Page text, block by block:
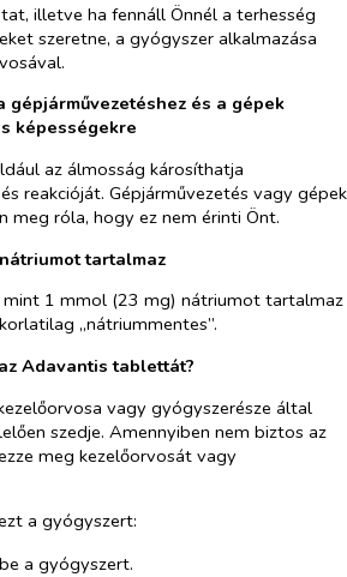
illetve ha fennáll Önnél a terhesség
szeretne, a gyógyszer alkalmazása
gépjárművezetéshez és a gépek
képességekre
az álmosság károsíthatja
reakcióját. Gépjárművezetés vagy gépek
meg róla, hogy ez nem érinti Önt.
tartalmaz
mint 1 mmol (23 mg) nátriumot tartalmaz
„nátriummentes”.
Adavantis tablettát?
vagy gyógyszerésze által
szedje. Amennyiben nem biztos az
meg kezelőorvosát vagy
a gyógyszert:
a gyógyszert.